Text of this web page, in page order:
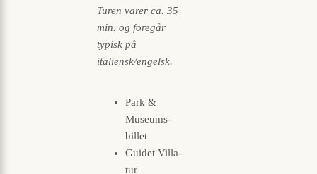
Turen varer ca. 35
min. og foregår
typisk på
italiensk/engelsk.
Park &
Museums-
billet
Guidet Villa-
tur